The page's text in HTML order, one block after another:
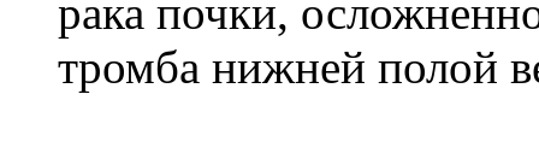
рака почки,
тромба нижней полой